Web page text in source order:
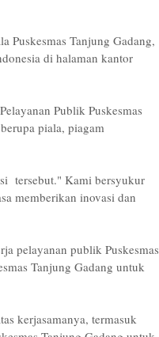
Puskesmas Tanjung Gadang,
di halaman kantor
Publik Puskesmas
piala, piagam
tersebut." Kami bersyukur
memberikan inovasi dan
pelayanan publik Puskesmas
Tanjung Gadang untuk
kerjasamanya, termasuk